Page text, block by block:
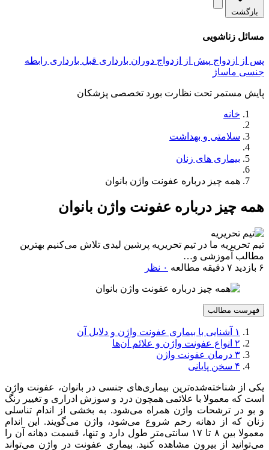
بازگشت
مسائل زناشویی
پس از ازدواج پیش از ازدواج دوران بارداری قبل بارداری رابطه
جنسی ماساژ
پایش مستمر تحت نظارت بورد تخصصی پزشکان
خانه
سلامتی و بهداشت
بیماری های زنان
همه چیز درباره عفونت واژن بانوان
همه چیز درباره عفونت واژن بانوان
تیم تحریریه ما در تیم تحریریه پرشین لیدی تلاش می‌کنیم بهترین
مطالب آموزشی و…
۶ بازدید
۷ دقیقه مطالعه ۰ نظر
فهرست مطالب
۱
آشنایی با بیماری عفونت واژن و دلایل آن
۲ انواع عفونت واژن و علائم آن‌ها
۳ درمان عفونت واژن
۴ سخن پایانی
یکی از شناخته‌شده‌ترین بیماری‌های جنسی در بانوان، عفونت واژن
است که معمولا با علائمی همچون درد و سوزش ادراری و تغییر رنگ
و بو در ترشحات واژن همراه می‌شود. به بخشی از اندام تناسلی
زنان که از دهانه رحم شروع می‌شود، واژن می‌گویند. این اندام
معمولا بین ۸ تا ۱۷ سانتی‌متر طول دارد و تنها، قسمت دهانه‌ آن را
می‌توانید از بیرون مشاهده کنید. بیماری عفونت در واژن می‌تواند